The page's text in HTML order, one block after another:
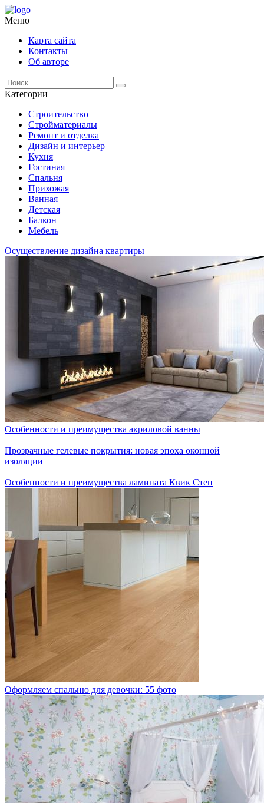
Меню
Карта сайта
Контакты
Об авторе
Категории
Строительство
Стройматериалы
Ремонт и отделка
Дизайн и интерьер
Кухня
Гостиная
Спальня
Прихожая
Ванная
Детская
Балкон
Мебель
Осуществление дизайна квартиры
Особенности и преимущества акриловой ванны
Прозрачные гелевые покрытия: новая эпоха оконной
изоляции
Особенности и преимущества ламината Квик Степ
Оформляем спальню для девочки: 55 фото